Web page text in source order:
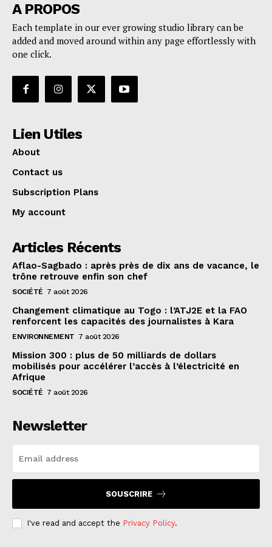
A PROPOS
Each template in our ever growing studio library can be
added and moved around within any page effortlessly with
one click.
Lien Utiles
About
Contact us
Subscription Plans
My account
Articles Récents
Aflao-Sagbado : après près de dix ans de vacance, le
trône retrouve enfin son chef
SOCIÉTÉ 7 août 2026
Changement climatique au Togo : l’ATJ2E et la FAO
renforcent les capacités des journalistes à Kara
ENVIRONNEMENT 7 août 2026
Mission 300 : plus de 50 milliards de dollars
mobilisés pour accélérer l’accès à l’électricité en
Afrique
SOCIÉTÉ 7 août 2026
Newsletter
SOUSCRIRE
I've read and accept the Privacy Policy.